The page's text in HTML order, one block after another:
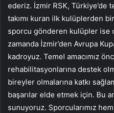
ederiz. İzmir RSK, Türkiye’de
takımı kuran ilk kulüplerden
sporcu gönderen kulüpler ise
zamanda İzmir’den Avrupa
kadroyuz. Temel amacımız
rehabilitasyonlarına destek
bireyler olmalarına katkı
başarılar elde etmek için. Bu
sunuyoruz. Sporcularımız